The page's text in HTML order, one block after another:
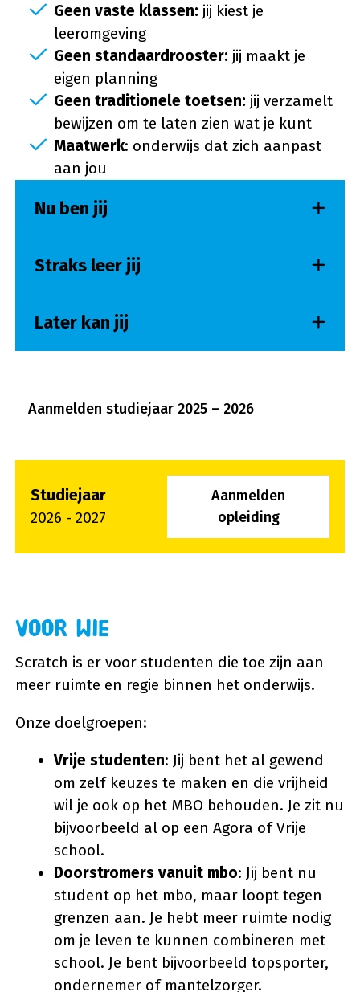
Geen vaste klassen: jij kiest je
leeromgeving
Geen standaardrooster: jij maakt je
eigen planning
Geen traditionele toetsen: jij verzamelt
bewijzen om te laten zien wat je kunt
Maatwerk: onderwijs dat zich aanpast
aan jou
Nu ben jij
Straks leer jij
Later kan jij
Aanmelden studiejaar 2025 – 2026Opent in een
Studiejaar
2026 - 2027
Aanmelden
opleiding
Voor wie
Scratch is er voor studenten die toe zijn aan
meer ruimte en regie binnen het onderwijs.
Onze doelgroepen:
Vrije studenten: Jij bent het al gewend
om zelf keuzes te maken en die vrijheid
wil je ook op het MBO behouden. Je zit nu
bijvoorbeeld al op een Agora of Vrije
school.
Doorstromers vanuit mbo: Jij bent nu
student op het mbo, maar loopt tegen
grenzen aan. Je hebt meer ruimte nodig
om je leven te kunnen combineren met
school. Je bent bijvoorbeeld topsporter,
ondernemer of mantelzorger.